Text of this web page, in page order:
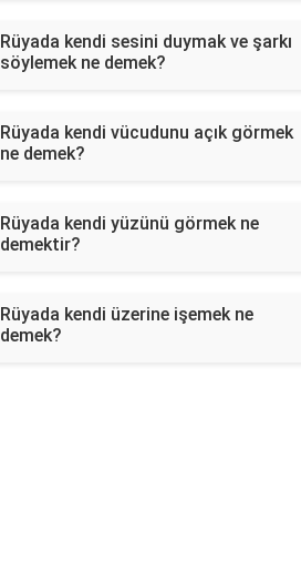
Rüyada kendi sesini duymak ve şarkı
söylemek ne demek?
Rüyada kendi vücudunu açık görmek
ne demek?
Rüyada kendi yüzünü görmek ne
demektir?
Rüyada kendi üzerine işemek ne
demek?